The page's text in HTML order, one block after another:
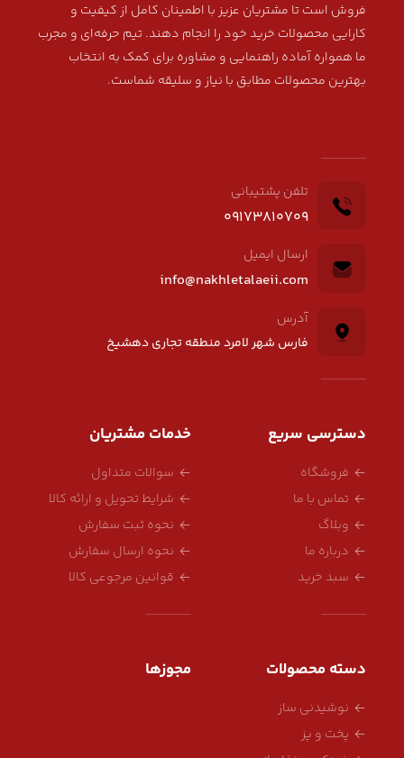
فروش است تا مشتریان عزیز با اطمینان کامل از کیفیت و
کارایی محصولات خرید خود را انجام دهند. تیم حرفه‌ای و مجرب
ما همواره آماده راهنمایی و مشاوره برای کمک به انتخاب
بهترین محصولات مطابق با نیاز و سلیقه شماست.
تلفن پشتیبانی
09173810709
ارسال ایمیل
info@nakhletalaeii.com
آدرس
فارس شهر لامرد منطقه تجاری دهشیخ
دسترسی سریع
فروشگاه
تماس با ما
وبلاگ
درباره ما
سبد خرید
خدمات مشتریان
سوالات متداول
شرایط تحویل و ارائه کالا
نحوه ثبت سفارش
نحوه ارسال سفارش
قوانین مرجوعی کالا
دسته محصولات
نوشیدنی ساز
پخت و پز
مجوزها